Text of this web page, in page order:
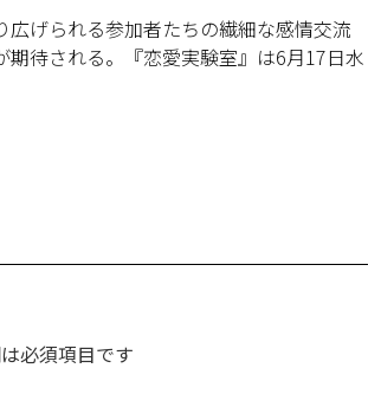
げられる参加者たちの繊細な感情交流
待される。『恋愛実験室』は6月17日水
必須項目です